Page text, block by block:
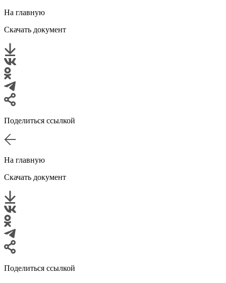
На главную
Скачать документ
Поделиться ссылкой
На главную
Скачать документ
Поделиться ссылкой